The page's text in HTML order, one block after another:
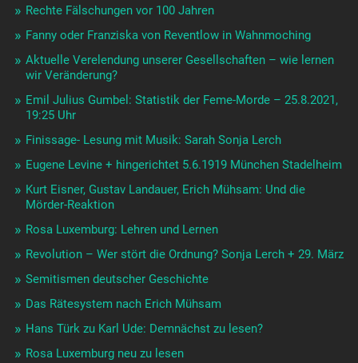
Rechte Fälschungen vor 100 Jahren
Fanny oder Franziska von Reventlow in Wahnmoching
Aktuelle Verelendung unserer Gesellschaften – wie lernen
wir Veränderung?
Emil Julius Gumbel: Statistik der Feme-Morde – 25.8.2021,
19:25 Uhr
Finissage- Lesung mit Musik: Sarah Sonja Lerch
Eugene Levine + hingerichtet 5.6.1919 München Stadelheim
Kurt Eisner, Gustav Landauer, Erich Mühsam: Und die
Mörder-Reaktion
Rosa Luxemburg: Lehren und Lernen
Revolution – Wer stört die Ordnung? Sonja Lerch + 29. März
Semitismen deutscher Geschichte
Das Rätesystem nach Erich Mühsam
Hans Türk zu Karl Ude: Demnächst zu lesen?
Rosa Luxemburg neu zu lesen